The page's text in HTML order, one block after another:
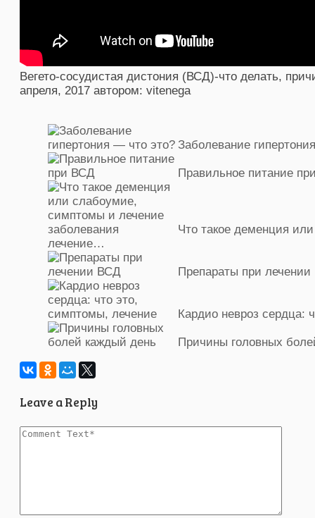
Вегето-сосудистая дистония (ВСД)-что делать,
апреля, 2017 автором: vitenega
Заболевание
Правильное питание
Что такое деменция
лечение…
Препараты при
Кардио невроз сердца:
Причины головных
Leave a Reply